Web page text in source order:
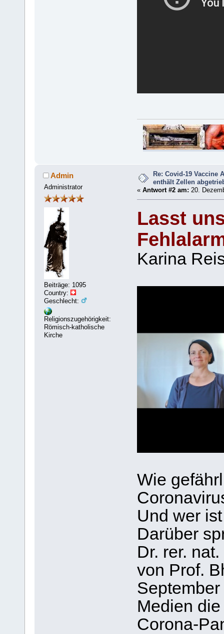
Admin
Administrator
Beiträge: 1095
Country:
Geschlecht:
Religionszugehörigkeit:
Römisch-katholische
Kirche
Re: Covid-19 Vaccine
enthält Zellen
« Antwort #2 am: 20.
Lasst
Karina
Wie
Und wer
Darüber
Dr. rer.
von Prof.
Medien
Corona-